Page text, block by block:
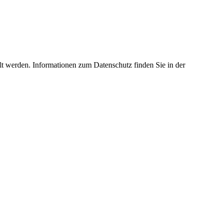
werden. Informationen zum Datenschutz finden Sie in der